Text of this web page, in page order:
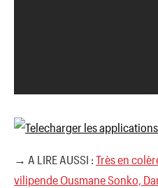
→ A LIRE AUSSI : Très en
vilipende Ousmane Sonko,